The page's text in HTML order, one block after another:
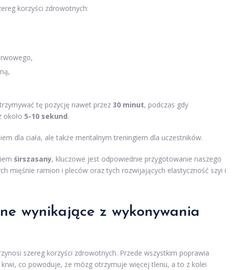
korzyści zdrowotnych:
tę pozycję nawet przez 30 minut, podczas gdy
około 5-10 sekund.
dla ciała, ale także mentalnym treningiem dla uczestników.
śirszasany, kluczowe jest odpowiednie przygotowanie naszego
mięśnie ramion i pleców oraz tych rozwijających elastyczność szyi i
wynikające z wykonywania
szereg korzyści zdrowotnych. Przede wszystkim poprawia
co powoduje, że mózg otrzymuje więcej tlenu, a to z kolei